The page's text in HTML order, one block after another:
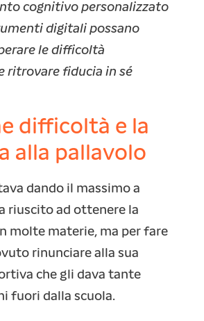
cognitivo personalizzato
digitali possano
le difficoltà
ritrovare fiducia in sé
difficoltà e la
alla pallavolo
dando il massimo a
riuscito ad ottenere la
molte materie, ma per fare
rinunciare alla sua
che gli dava tante
fuori dalla scuola.